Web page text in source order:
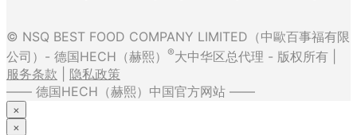
© NSQ BEST FOOD COMPANY LIMITED（中歐百事福有限
公司）- 德国HECH（赫熙）
®大中华区总代理 - 版权所有 |
服务条款
隐私政策
—— 德国HECH（赫熙）中国官方网站 ——
×
×